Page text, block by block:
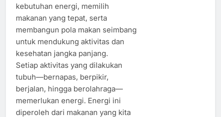
kebutuhan energi, memilih
makanan yang tepat, serta
membangun pola makan seimbang
untuk mendukung aktivitas dan
kesehatan jangka panjang.
Setiap aktivitas yang dilakukan
tubuh—bernapas, berpikir,
berjalan, hingga berolahraga—
memerlukan energi. Energi ini
diperoleh dari makanan yang kita